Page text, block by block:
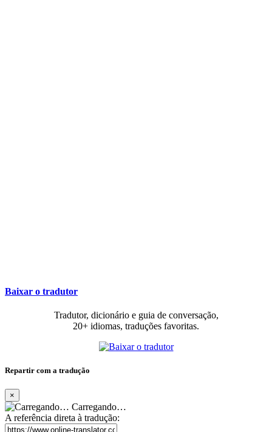
Baixar o tradutor
Tradutor, dicionário e guia de conversação,
20+ idiomas, traduções favoritas.
Repartir com a tradução
×
Carregando…
A referência direta à tradução: